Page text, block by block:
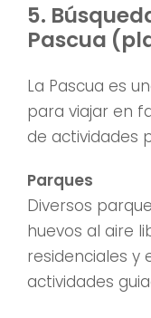
5.
Pascua
La Pascua es
para viajar en
de actividades
Parques
Diversos
huevos al aire
residenciales y
actividades